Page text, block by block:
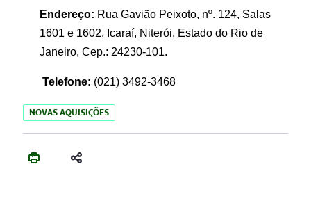
Endereço: Rua Gavião Peixoto, nº. 124, Salas
1601 e 1602, Icaraí, Niterói, Estado do Rio de
Janeiro, Cep.: 24230-101.
Telefone: (021) 3492-3468
NOVAS AQUISIÇÕES